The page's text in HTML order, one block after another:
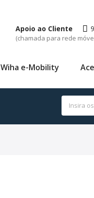
Apoio ao Cliente
(chamada para rede
Wiha e-Mobility